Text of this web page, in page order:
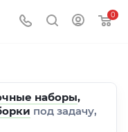
0
наборы,
под задачу,